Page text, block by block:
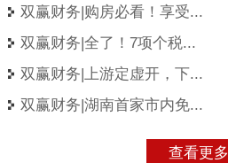
双赢财务|购房必看！享受...
双赢财务|全了！7项个税...
双赢财务|上游定虚开，下...
双赢财务|湖南首家市内免...
查看更多